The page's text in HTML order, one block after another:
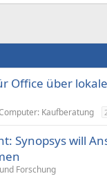
Office über
Kaufberatung
Synopsys will
Forschung